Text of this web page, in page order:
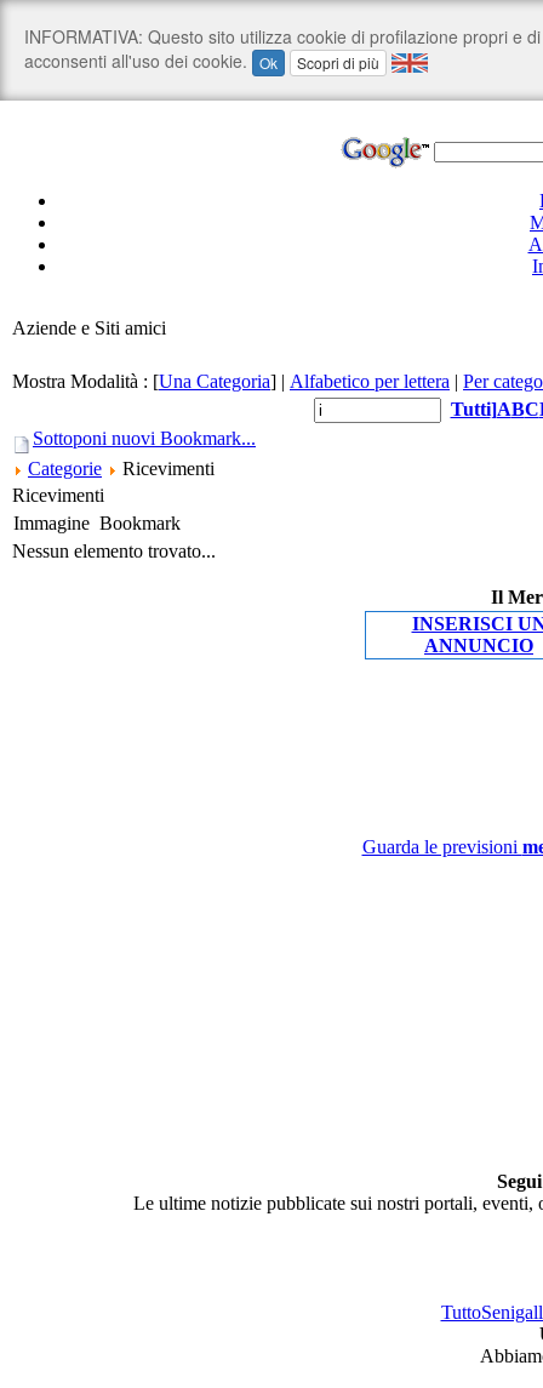
Aziende e Siti amici
Mostra Modalità : [Una Categoria] | Alfabetico per lettera | Per
Tutti]ABC
Sottoponi nuovi Bookmark...
Categorie
Ricevimenti
Ricevimenti
Immagine Bookmark
Nessun elemento trovato...
Il
INSERISCI
ANNUNCIO
Guarda le previsioni
Le ultime notizie pubblicate sui nostri portali,